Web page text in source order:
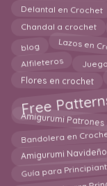
Delantal en Crochet
Chandal a crochet
blog Lazos en
Alfileteros
Flores en crochet
Free
Amigurumi Patrones
Bandolera en
Amigurumi Navideño
Guía para